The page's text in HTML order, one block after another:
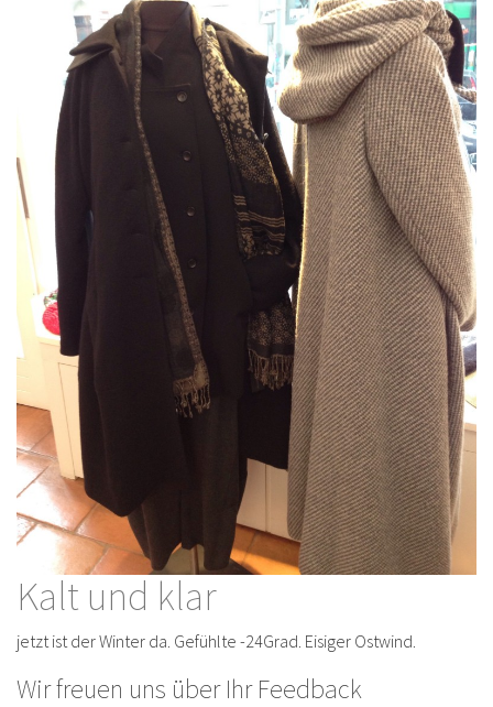
Kalt und klar
jetzt ist der Winter da. Gefühlte -24Grad. Eisiger Ostwind.
Wir freuen uns über Ihr Feedback